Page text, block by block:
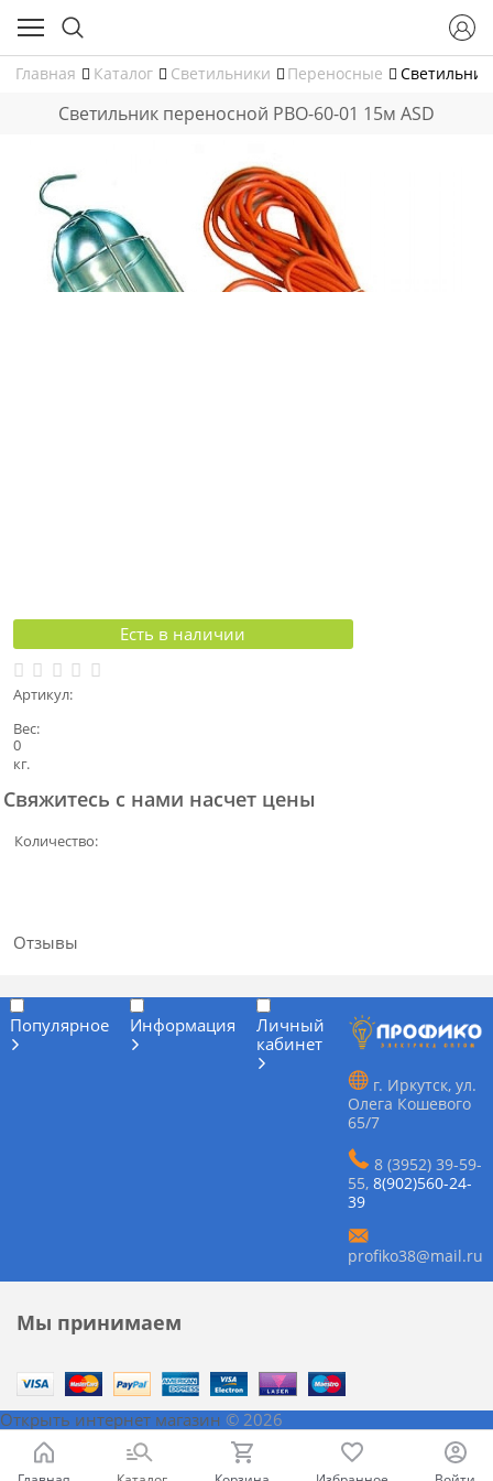
Главная Каталог Светильники Переносные
Светильник переносной РВО-60-01 15м ASD
Есть в наличии
Артикул:
Вес:
0
кг.
Свяжитесь с нами насчет цены
Количество:
Отзывы
Популярное Информация
Личный
кабинет
г. Иркутск, ул.
Олега Кошевого
65/7
8 (3952) 39-59-
55, 8(902)560-24-
39
profiko38@mail.ru
Мы принимаем
Открыть интернет магазин © 2026